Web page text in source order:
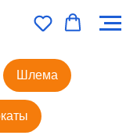
Шлема